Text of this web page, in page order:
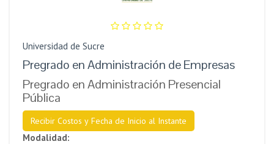
Universidad de Sucre
Pregrado en Administración de Empresas
Pregrado en Administración Presencial
Pública
Recibir Costos y Fecha de Inicio al Instante
Modalidad: